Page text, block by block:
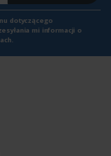
dotyczącego
mi informacji o